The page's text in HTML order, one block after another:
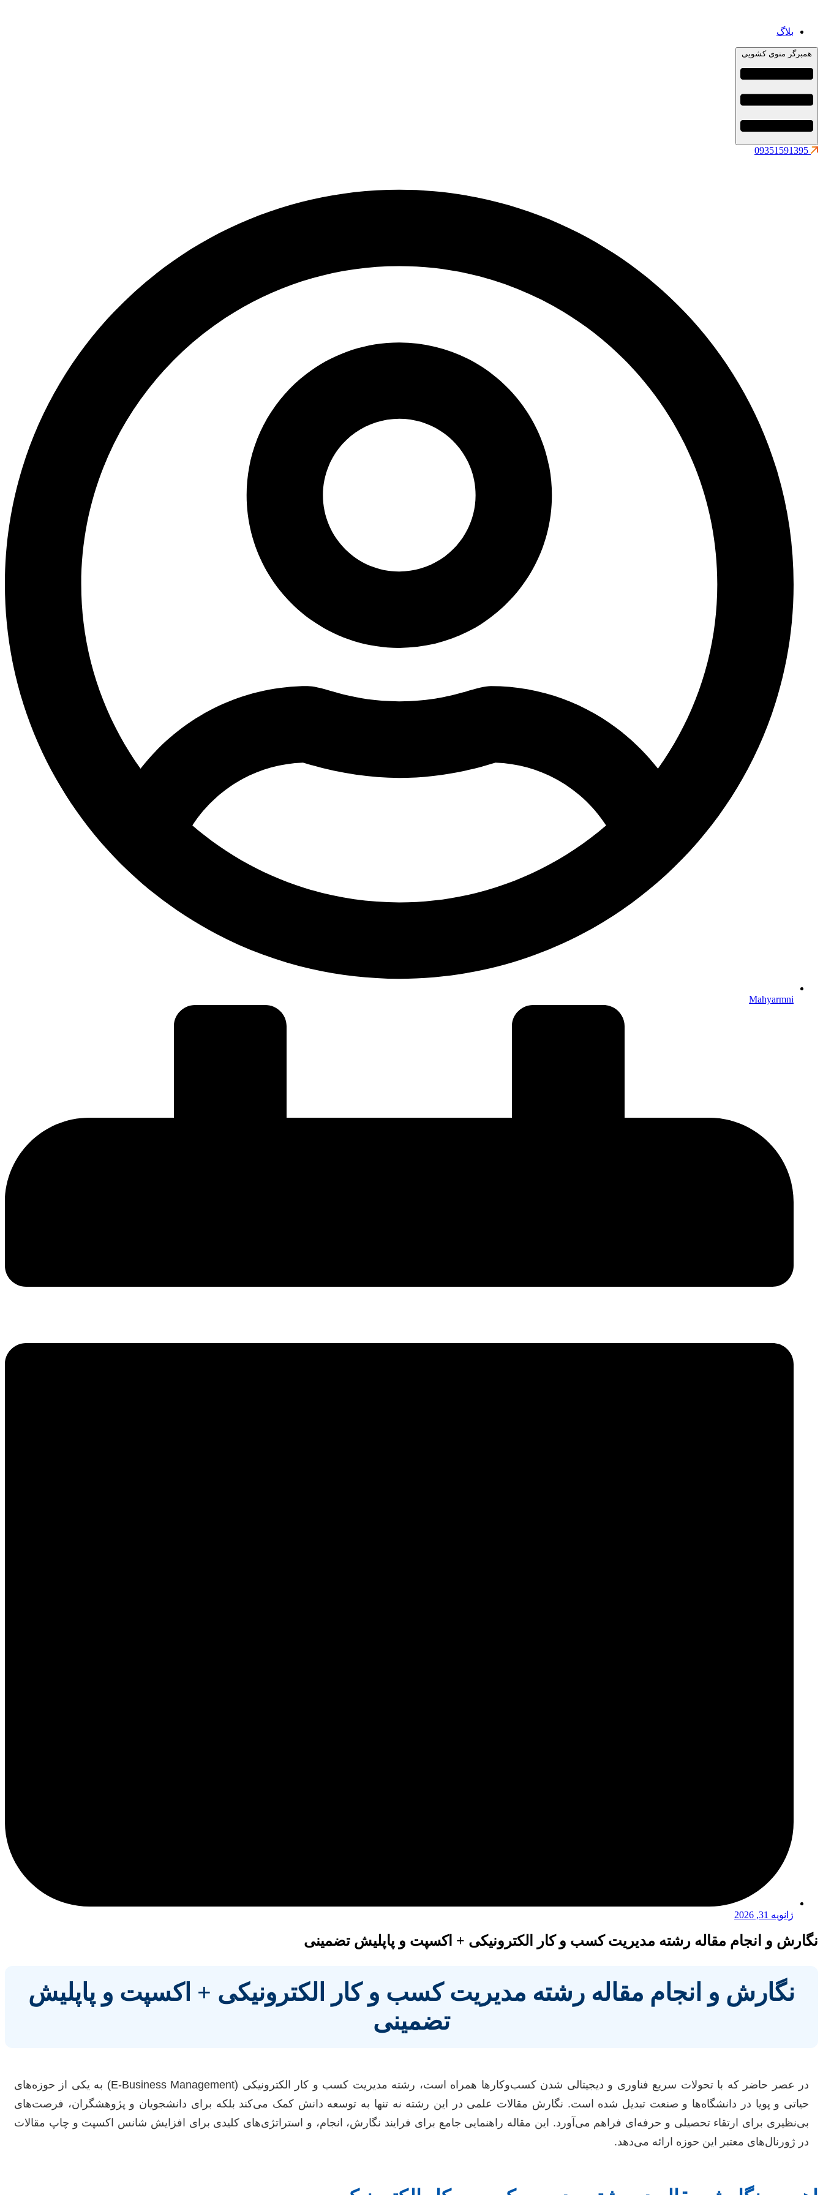
بلاگ
همبرگر منوی کشویی
09351591395
Mahyarmni
ژانویه 31, 2026
نگارش و انجام مقاله رشته مدیریت کسب و کار الکترونیکی + اکسپت و پاپلیش تضمینی
نگارش و انجام مقاله رشته مدیریت کسب و کار الکترونیکی + اکسپت و پاپلیش
تضمینی
در عصر حاضر که با تحولات سریع فناوری و دیجیتالی شدن کسب‌وکارها همراه است، رشته مدیریت کسب و کار الکترونیکی (E-Business Management) به یکی از حوزه‌های
حیاتی و پویا در دانشگاه‌ها و صنعت تبدیل شده است. نگارش مقالات علمی در این رشته نه تنها به توسعه دانش کمک می‌کند بلکه برای دانشجویان و پژوهشگران، فرصت‌های
بی‌نظیری برای ارتقاء تحصیلی و حرفه‌ای فراهم می‌آورد. این مقاله راهنمایی جامع برای فرایند نگارش، انجام، و استراتژی‌های کلیدی برای افزایش شانس اکسپت و چاپ مقالات
در ژورنال‌های معتبر این حوزه ارائه می‌دهد.